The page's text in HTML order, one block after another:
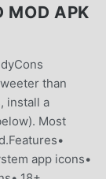
MOD APK
than
install a
Most
app icons•